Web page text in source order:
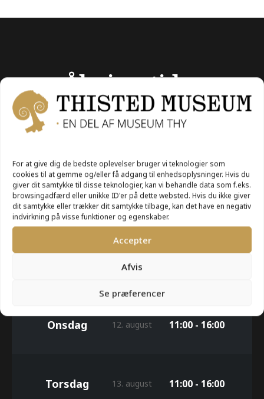
For at give dig de bedste oplevelser bruger vi teknologier som
cookies til at gemme og/eller få adgang til enhedsoplysninger. Hvis du
giver dit samtykke til disse teknologier, kan vi behandle data som f.eks.
browsingadfærd eller unikke ID'er på dette websted. Hvis du ikke giver
dit samtykke eller trækker dit samtykke tilbage, kan det have en negativ
indvirkning på visse funktioner og egenskaber.
Accepter
Afvis
Se præferencer
Åbningstider
Mandag 10. august Lukket
11. august
Onsdag 12. august 11:00 - 16:00
Torsdag 13. august 11:00 - 16:00